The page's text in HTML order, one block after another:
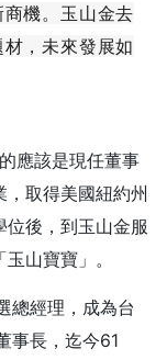
機。玉山金去
，未來發展如
應該是現任董事
取得美國紐約州
後，到玉山金服
山寶寶」。
總經理，成為台
事長，迄今61